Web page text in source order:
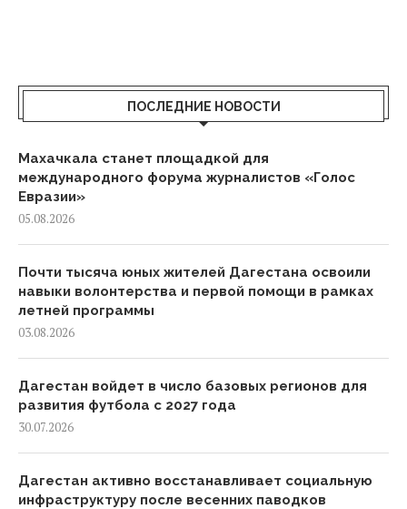
ПОСЛЕДНИЕ НОВОСТИ
Махачкала станет площадкой для
международного форума журналистов «Голос
Евразии»
05.08.2026
Почти тысяча юных жителей Дагестана освоили
навыки волонтерства и первой помощи в рамках
летней программы
03.08.2026
Дагестан войдет в число базовых регионов для
развития футбола с 2027 года
30.07.2026
Дагестан активно восстанавливает социальную
инфраструктуру после весенних паводков